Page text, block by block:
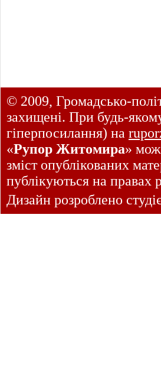
© 2009, Громадсько-
захищені. При будь-
гіперпосилання) на
«Рупор Житомира»
зміст опублікованих
публікуються на правах
Дизайн розроблено